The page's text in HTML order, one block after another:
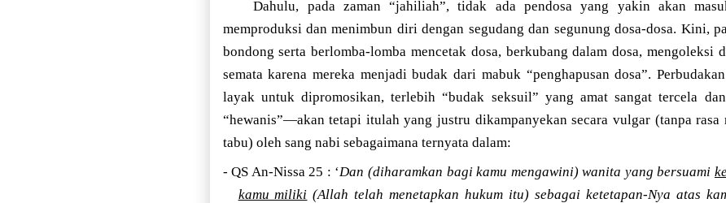
Dahulu, pada zaman “jahiliah”, tidak ada pendosa yang yakin akan
memproduksi dan menimbun diri dengan segudang dan segunung dosa-dosa. Kini,
bondong serta berlomba-lomba mencetak dosa, berkubang dalam dosa, mengoleksi
semata karena mereka menjadi budak dari mabuk “penghapusan dosa”.
layak untuk dipromosikan, terlebih “budak seksuil” yang amat sangat tercela
“hewanis”—akan tetapi itulah yang justru dikampanyekan secara vulgar (tanpa rasa
tabu) oleh sang nabi sebagaimana ternyata dalam:
- QS An-Nissa 25 : ‘Dan (diharamkan bagi kamu mengawini) wanita yang bersuami
kamu miliki (Allah telah menetapkan hukum itu) sebagai ketetapan-Nya atas